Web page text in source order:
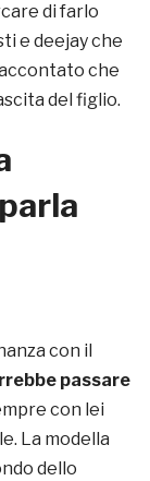
di farlo
e deejay che
che
del figlio.
con il
passare
con lei
La modella
dello